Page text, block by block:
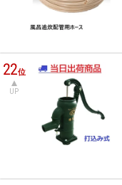
22位
UP